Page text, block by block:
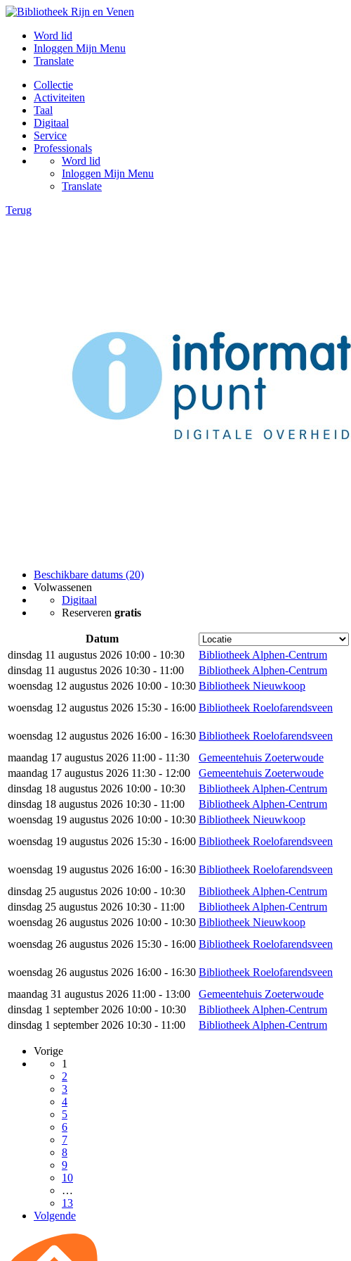
Word lid
Inloggen Mijn Menu
Translate
Collectie
Activiteiten
Taal
Digitaal
Service
Professionals
Word lid
Inloggen Mijn Menu
Translate
Terug
Beschikbare datums (20)
Volwassenen
Digitaal
Reserveren gratis
Datum
dinsdag 11 augustus 2026 10:00 - 10:30
Bibliotheek Alphen-Centrum
dinsdag 11 augustus 2026 10:30 - 11:00
Bibliotheek Alphen-Centrum
woensdag 12 augustus 2026 10:00 - 10:30 Bibliotheek Nieuwkoop
woensdag 12 augustus 2026 15:30 - 16:00 Bibliotheek Roelofarendsveen
woensdag 12 augustus 2026 16:00 - 16:30 Bibliotheek Roelofarendsveen
maandag 17 augustus 2026 11:00 - 11:30
Gemeentehuis Zoeterwoude
maandag 17 augustus 2026 11:30 - 12:00
Gemeentehuis Zoeterwoude
dinsdag 18 augustus 2026 10:00 - 10:30
Bibliotheek Alphen-Centrum
dinsdag 18 augustus 2026 10:30 - 11:00
Bibliotheek Alphen-Centrum
woensdag 19 augustus 2026 10:00 - 10:30 Bibliotheek Nieuwkoop
woensdag 19 augustus 2026 15:30 - 16:00 Bibliotheek Roelofarendsveen
woensdag 19 augustus 2026 16:00 - 16:30 Bibliotheek Roelofarendsveen
dinsdag 25 augustus 2026 10:00 - 10:30
Bibliotheek Alphen-Centrum
dinsdag 25 augustus 2026 10:30 - 11:00
Bibliotheek Alphen-Centrum
woensdag 26 augustus 2026 10:00 - 10:30 Bibliotheek Nieuwkoop
woensdag 26 augustus 2026 15:30 - 16:00 Bibliotheek Roelofarendsveen
woensdag 26 augustus 2026 16:00 - 16:30 Bibliotheek Roelofarendsveen
maandag 31 augustus 2026 11:00 - 13:00
Gemeentehuis Zoeterwoude
dinsdag 1 september 2026 10:00 - 10:30
Bibliotheek Alphen-Centrum
dinsdag 1 september 2026 10:30 - 11:00
Bibliotheek Alphen-Centrum
Vorige
1
2
3
4
5
6
7
8
9
10
…
13
Volgende